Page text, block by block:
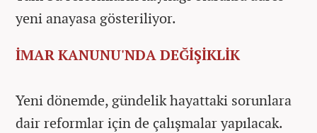
yeni anayasa gösteriliyor.
İMAR KANUNU'NDA DEĞİŞİKLİK
Yeni dönemde, gündelik hayattaki sorunlara
dair reformlar için de çalışmalar yapılacak.